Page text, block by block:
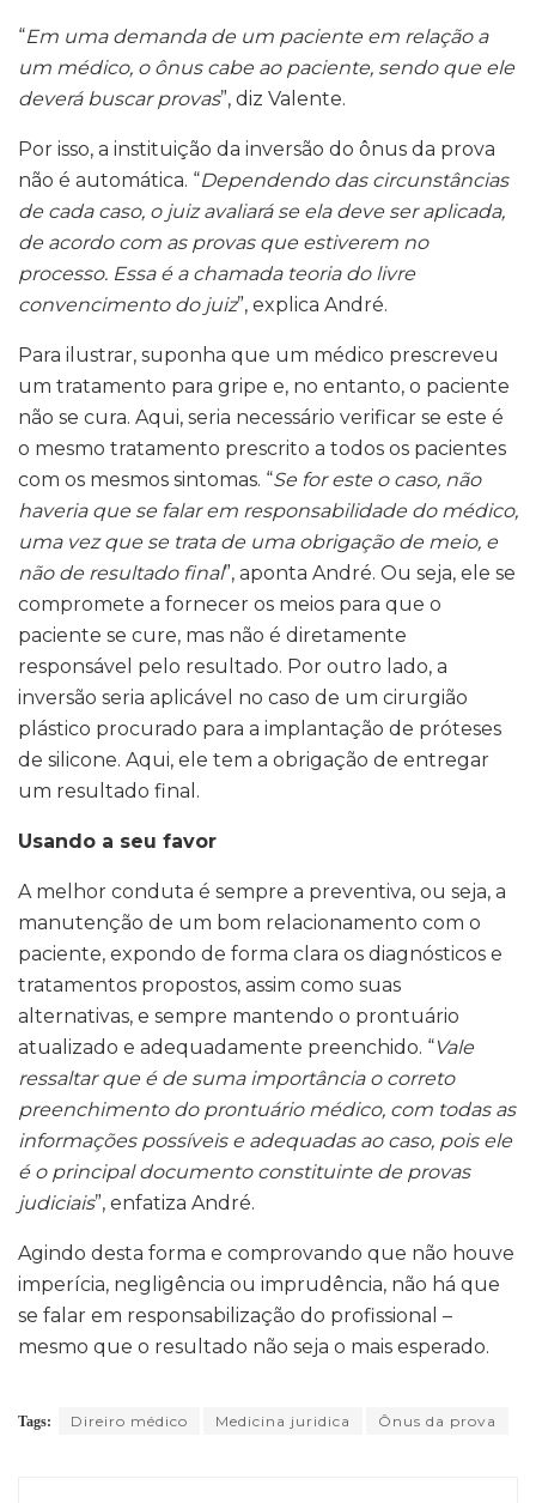
“Em uma demanda de um paciente em relação a
um médico, o ônus cabe ao paciente, sendo que ele
deverá buscar provas”, diz Valente.
Por isso, a instituição da inversão do ônus da prova
não é automática. “Dependendo das circunstâncias
de cada caso, o juiz avaliará se ela deve ser aplicada,
de acordo com as provas que estiverem no
processo. Essa é a chamada teoria do livre
convencimento do juiz”, explica André.
Para ilustrar, suponha que um médico prescreveu
um tratamento para gripe e, no entanto, o paciente
não se cura. Aqui, seria necessário verificar se este é
o mesmo tratamento prescrito a todos os pacientes
com os mesmos sintomas. “Se for este o caso, não
haveria que se falar em responsabilidade do médico,
uma vez que se trata de uma obrigação de meio, e
não de resultado final”, aponta André. Ou seja, ele se
compromete a fornecer os meios para que o
paciente se cure, mas não é diretamente
responsável pelo resultado. Por outro lado, a
inversão seria aplicável no caso de um cirurgião
plástico procurado para a implantação de próteses
de silicone. Aqui, ele tem a obrigação de entregar
um resultado final.
Usando a seu favor
A melhor conduta é sempre a preventiva, ou seja, a
manutenção de um bom relacionamento com o
paciente, expondo de forma clara os diagnósticos e
tratamentos propostos, assim como suas
alternativas, e sempre mantendo o prontuário
atualizado e adequadamente preenchido. “Vale
ressaltar que é de suma importância o correto
preenchimento do prontuário médico, com todas as
informações possíveis e adequadas ao caso, pois ele
é o principal documento constituinte de provas
judiciais”, enfatiza André.
Agindo desta forma e comprovando que não houve
imperícia, negligência ou imprudência, não há que
se falar em responsabilização do profissional –
mesmo que o resultado não seja o mais esperado.
Tags: Direiro médico Medicina juridica Ônus da prova